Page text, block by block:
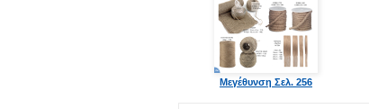
Μεγέθυνση Σελ. 256